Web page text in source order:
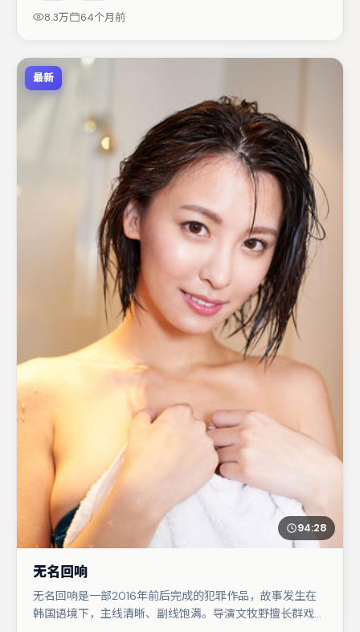
题层层揭开。整体完成度较高，适合周末一口气追完。
8.3万 64个月前
最新
94:28
无名回响
无名回响是一部2016年前后完成的犯罪作品，故事发生在
韩国语境下，主线清晰、副线饱满。导演文牧野擅长群戏与